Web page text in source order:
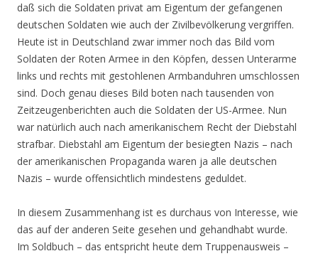
daß sich die Soldaten privat am Eigentum der gefangenen
deutschen Soldaten wie auch der Zivilbevölkerung vergriffen.
Heute ist in Deutschland zwar immer noch das Bild vom
Soldaten der Roten Armee in den Köpfen, dessen Unterarme
links und rechts mit gestohlenen Armbanduhren umschlossen
sind. Doch genau dieses Bild boten nach tausenden von
Zeitzeugenberichten auch die Soldaten der US-Armee. Nun
war natürlich auch nach amerikanischem Recht der Diebstahl
strafbar. Diebstahl am Eigentum der besiegten Nazis – nach
der amerikanischen Propaganda waren ja alle deutschen
Nazis – wurde offensichtlich mindestens geduldet.
In diesem Zusammenhang ist es durchaus von Interesse, wie
das auf der anderen Seite gesehen und gehandhabt wurde.
Im Soldbuch – das entspricht heute dem Truppenausweis –